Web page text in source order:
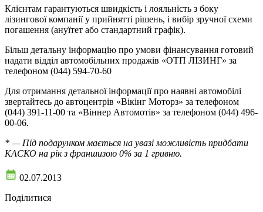
Клієнтам гарантуються швидкість і лояльність з боку
лізингової компанії у прийнятті рішень, і вибір зручної схеми
погашення (ануїтет або стандартний графік).
Більш детальну інформацію про умови фінансування готовий
надати відділ автомобільних продажів «ОТП ЛІЗИНГ» за
телефоном (044) 594-70-60
Для отримання детальної інформації про наявні автомобілі
звертайтесь до автоцентрів «Вікінг Моторз» за телефоном
(044) 391-11-00 та «Віннер Автомотів» за телефоном (044) 496-
00-06.
* — Під подарунком мається на увазі можливість придбати
КАСКО на рік з франшизою 0% за 1 гривню.
02.07.2013
Поділитися